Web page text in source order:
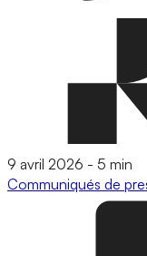
9 avril 2026 - 5 min
Communiqués de